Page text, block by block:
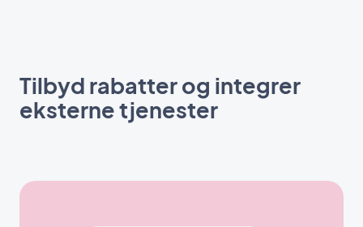
Tilbyd rabatter og integrer
eksterne tjenester